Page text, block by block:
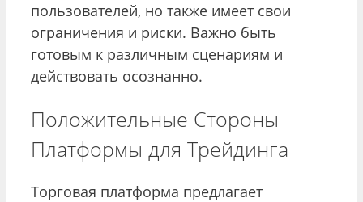
пользователей, но также имеет свои
ограничения и риски. Важно быть
готовым к различным сценариям и
действовать осознанно.
Положительные Стороны
Платформы для Трейдинга
Торговая платформа предлагает